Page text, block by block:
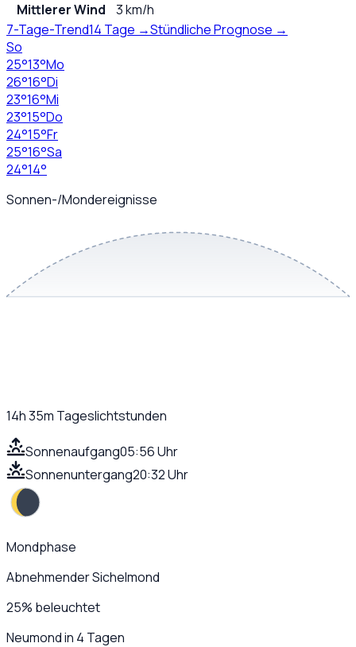
Mittlerer Wind
3 km/h
7-Tage-Trend14 Tage →Stündliche Prognose →
So
25°13°Mo
26°16°Di
23°16°Mi
23°15°Do
24°15°Fr
25°16°Sa
24°14°
Sonnen-/Mondereignisse
14h 35m Tageslichtstunden
Sonnenaufgang05:56 Uhr
Sonnenuntergang20:32 Uhr
Mondphase
Abnehmender Sichelmond
25% beleuchtet
Neumond in 4 Tagen